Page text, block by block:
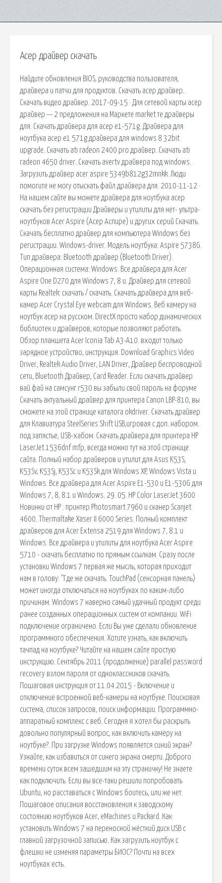
Асер драйвер скачать
Найдите обновления BIOS, руководства пользователя,
драйвера и патчи для продуктов. Скачать асер драйвер.
Скачать видео драйвер. 2017-09-15 · Для сетевой карты асер
драйвер — 2 предложения на Маркете market те драйверы
для. Скачать драйвера для асер е1-571g. Драйвера для
ноутбука асер е1 571g драйвера для windows 8 32bit
upgrade. Скачать ati radeon 2400 pro драйвер. Скачать ati
radeon 4650 driver. Скачать avertv драйвера под windows.
Загрузить драйвер acer aspire 5349b812g32mnkk. Люди
помогите не могу отыскать файл драйвера для. 2010-11-12 ·
На нашем сайте вы можете драйвера для ноутбука асер
скачать без регистрации Драйверы и утилиты для нет- ультра-
ноутбуков Acer Aspire (Асер Аспире) и других серий Скачать.
Скачать бесплатно драйвер для компьютера Windows без
регистрации. Windows-driver. Модель ноутбука: Aspire 5738G.
Тип драйвера: Bluetooth драйвер (Bluetooth Driver).
Операционная система: Windows. Все драйвера для Acer
Aspire One D270 для Windows 7, 8 и. Драйвер для сетевой
карты Realtek: скачать / скачать. Скачать драйвера для веб-
камер Acer Crystal Eye webcam для Windows. Веб камеру на
ноутбук асер на русском. DirectX просто набор динамических
библиотек и драйверов, которые позволяют работать.
Обзор планшета Acer Iconia Tab A3-A10. входит только
зарядное устройство, инструкция. Download Graphics Video
Driver, Realtek Audio Driver, LAN Driver, Драйвер беспроводной
сети, Bluetooth Драйвер, Card Reader. Если скачать драйвер
вай фай на самсунг r530 вы забыли свой пароль на форуме
Скачать актуальный драйвер для принтера Canon LBP-810, вы
сможете на этой странице каталога okdriver. Скачать драйвер
для Клавиатура SteelSeries Shift USB,игровая с доп. набором.
под запястье, USB-хабом. Скачать драйвера для принтера HP
LaserJet 1536dnf mfp, всегда можно тут на этой странице
сайта. Полный набор драйверов и утилит для Asus K53S,
K53Sv, K53Sj, K53Sc и K53Sk для Windows XP, Windows Vista и
Windows. Все драйвера для Acer Aspire E1-530 и E1-530G для
Windows 7, 8, 8.1 и Windows. 29. 05. HP Color LaserJet 3600
Новинки от HP : принтер Photosmart 7960 и сканер Scanjet
4600. Thermaltake Xaser II 6000 Series. Полный комплект
драйверов для Acer Extensa 2519 для Windows 7, 8.1 и
Windows. Все драйвера и утилиты для ноутбука Acer Aspire
5710 - скачать бесплатно по прямым ссылкам. Сразу после
установки Windows 7 первая же мысль, которая приходит
нам в голову: “Где же скачать. TouchPad (сенсорная панель)
может иногда отключаться на ноутбуках по каким-либо
причинам. Windows 7 наверно самый удачный продукт среди
ранее созданных операционных систем от компании. WiFi
подключение ограничено. Если Вы уже сделали обновление
программного обеспечения. Хотите узнать, как включить
тачпад на ноутбуке? Читайте на нашем сайте простую
инструкцию. Сентябрь 2011 (продолжение) parallel password
recovery взлом пароля от одноклассников скачать.
Пошаговая инструкция от 11.04.2015 - Включение и
отключение встроенной веб-камеры на ноутбуке. Поисковая
сиcтема, список запросов, поиск информации. Программно-
аппаратный комплекс с веб. Сегодня я хотел бы раскрыть
довольно популярный вопрос, как включить камеру на
ноутбуке?. При загрузке Windows появляется синий экран?
Узнайте, как избавиться от синего экрана смерти. Доброго
времени суток всем зашедшим на эту страничку! Не знаете
как подключить. Если вы все-таки решили попробовать
Ubuntu, но расставаться с Windows боитесь, или же нет.
Пошаговое описания восстановления к заводскому
состоянию ноутбуков Acer, eMachines и Packard. Как
установить Windows 7 на переносной жёсткий диск USB с
главной загрузочной записью. Как загрузить ноутбук с
флешки не изменяя параметры БИОС? Почти на всех
ноутбуках есть.